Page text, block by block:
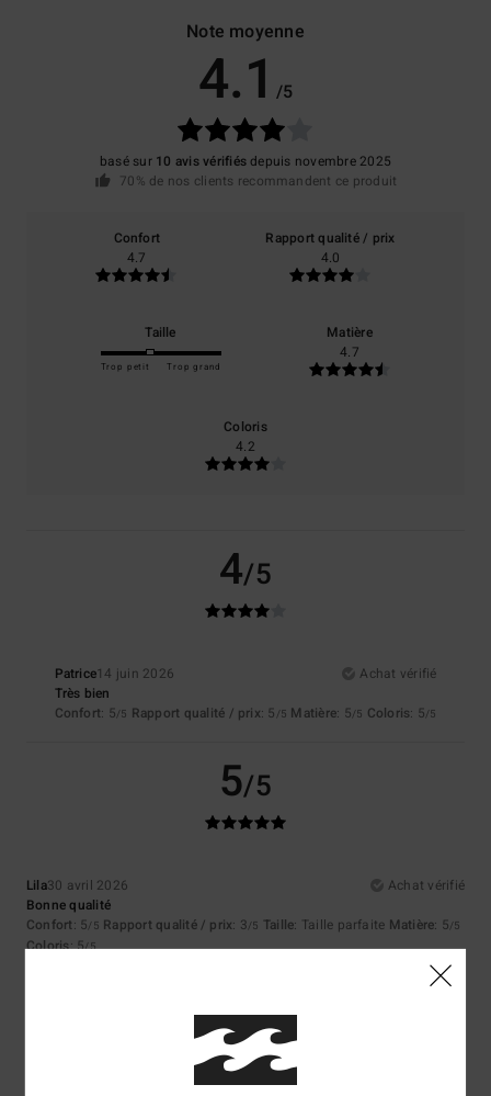
Note moyenne
4.1 /5
basé sur 10 avis vérifiésdepuis novembre 2025
70% de nos clients recommandent ce produit
Confort
4.7
Rapport qualité / prix
4.0
Taille
Trop petit Trop grand
Matière
4.7
Coloris
4.2
4/5
Patrice14 juin 2026
Achat vérifié
Très bien
Confort: 5/5 Rapport qualité / prix: 5 /5 Matière: 5/5 Coloris: 5/5
5/5
Lila30 avril 2026
Achat vérifié
Bonne qualité
Confort: 5/5 Rapport qualité / prix: 3/5 Taille: Taille parfaite Matière: 5/5
Coloris: 5/5
5/5